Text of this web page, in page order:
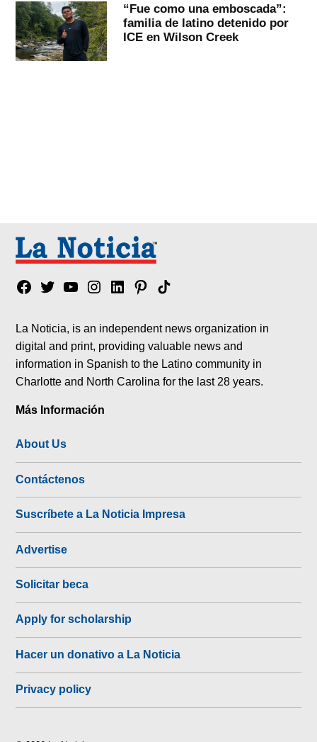
“Fue como una emboscada”:
familia de latino detenido por
ICE en Wilson Creek
Facebook
TwitterYouTubeInstagram
LinkedinPinterest
Tik
La Noticia, is an independent news organization in
digital and print, providing valuable news and
information in Spanish to the Latino community in
Charlotte and North Carolina for the last 28 years.
Más Información
About Us
Contáctenos
Suscríbete a La Noticia Impresa
Advertise
Solicitar beca
Apply for scholarship
Hacer un donativo a La Noticia
Privacy policy